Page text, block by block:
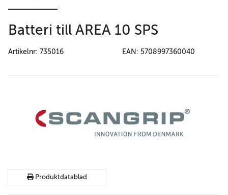
Batteri till AREA 10 SPS
Artikelnr: 735016 EAN: 5708997360040
Produktdatablad